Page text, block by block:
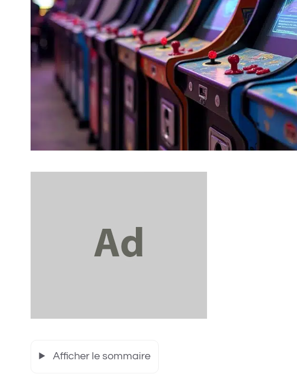
Afficher le sommaire